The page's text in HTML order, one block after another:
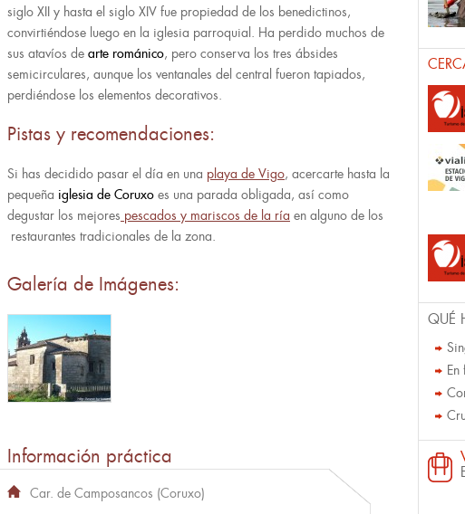
siglo XII y hasta el siglo XIV fue propiedad de los benedictinos,
convirtiéndose luego en la iglesia parroquial. Ha perdido muchos de
sus atavíos de arte románico, pero conserva los tres ábsides
semicirculares, aunque los ventanales del central fueron tapiados,
perdiéndose los elementos decorativos.
Pistas y recomendaciones:
Si has decidido pasar el día en una playa de Vigo, acercarte hasta la
pequeña iglesia de Coruxo es una parada obligada, así como
degustar los mejores pescados y mariscos de la ría en alguno de los
restaurantes tradicionales de la zona.
Galería de Imágenes:
Información práctica
Car. de Camposancos (Coruxo)
QUÉ